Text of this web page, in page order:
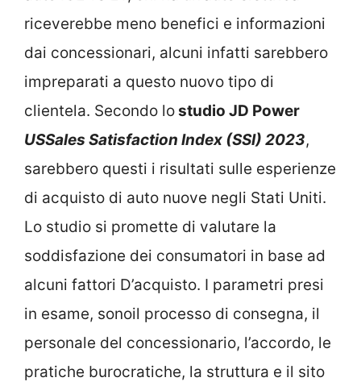
riceverebbe meno benefici e informazioni
dai concessionari, alcuni infatti sarebbero
impreparati a questo nuovo tipo di
clientela. Secondo lostudio JD Power
USSales Satisfaction Index (SSI) 2023,
sarebbero questi i risultati sulle esperienze
di acquisto di auto nuove negli Stati Uniti.
Lo studio si promette di valutare la
soddisfazione dei consumatori in base ad
alcuni fattori D’acquisto. I parametri presi
in esame, sonoil processo di consegna, il
personale del concessionario, l’accordo, le
pratiche burocratiche, la struttura e il sito